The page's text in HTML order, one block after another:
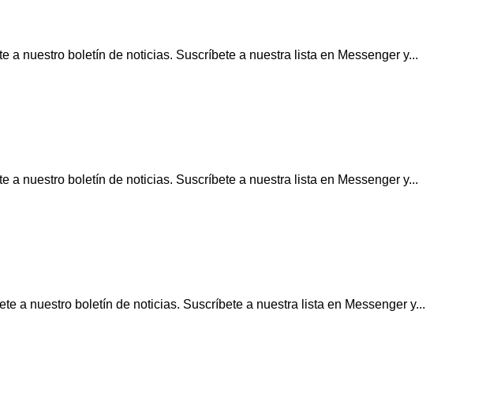
nuestro boletín de noticias. Suscríbete a nuestra lista en Messenger y...
nuestro boletín de noticias. Suscríbete a nuestra lista en Messenger y...
a nuestro boletín de noticias. Suscríbete a nuestra lista en Messenger y...